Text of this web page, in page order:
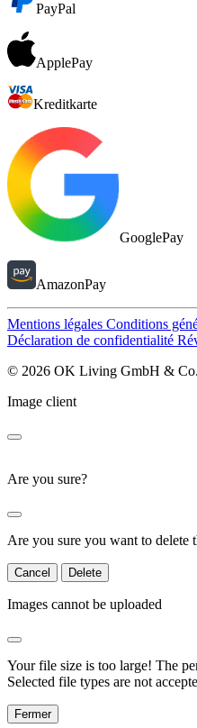
PayPal
ApplePay
Kreditkarte
GooglePay
AmazonPay
Mentions légales Conditions
Déclaration de confidentialité
© 2026 OK Living GmbH &
Image client
Are you sure?
Are you sure you want to delete
Cancel Delete
Images cannot be uploaded
Your file size is too large! The
Selected file types are not
Fermer